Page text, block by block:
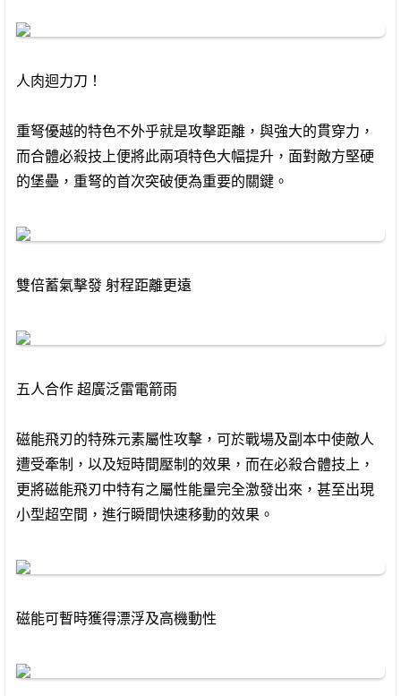
人肉迴力刀！
重弩優越的特色不外乎就是攻擊距離，與強大的貫穿力，
而合體必殺技上便將此兩項特色大幅提升，面對敵方堅硬
的堡壘，重弩的首次突破便為重要的關鍵。
雙倍蓄氣擊發 射程距離更遠
五人合作 超廣泛雷電箭雨
磁能飛刃的特殊元素屬性攻擊，可於戰場及副本中使敵人
遭受牽制，以及短時間壓制的效果，而在必殺合體技上，
更將磁能飛刃中特有之屬性能量完全激發出來，甚至出現
小型超空間，進行瞬間快速移動的效果。
磁能可暫時獲得漂浮及高機動性